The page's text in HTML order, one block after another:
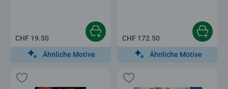
CHF 19.50
Ähnliche Motive
CHF 172.50
Ähnliche Motive